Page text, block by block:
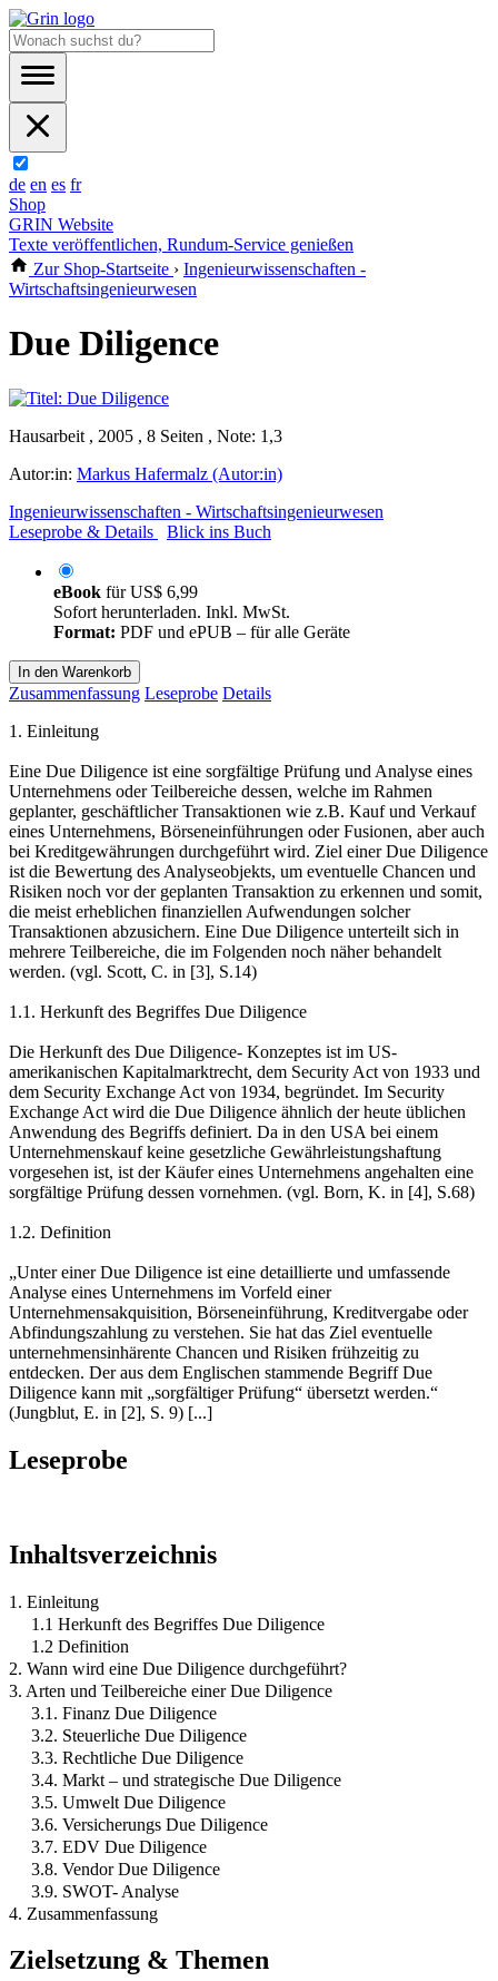
de en es fr
Shop
GRIN Website
Texte veröffentlichen, Rundum-Service genießen
Zur Shop-Startseite › Ingenieurwissenschaften -
Wirtschaftsingenieurwesen
Due Diligence
Hausarbeit , 2005 , 8 Seiten , Note: 1,3
Autor:in: Markus Hafermalz (Autor:in)
Ingenieurwissenschaften - Wirtschaftsingenieurwesen
Leseprobe & Details
Blick ins Buch
eBook fürUS$ 6,99
Sofort herunterladen. Inkl. MwSt.
Format: PDF und ePUB – für alle Geräte
In den Warenkorb
Zusammenfassung Leseprobe Details
1. Einleitung
Eine Due Diligence ist eine sorgfältige Prüfung und Analyse eines
Unternehmens oder Teilbereiche dessen, welche im Rahmen
geplanter, geschäftlicher Transaktionen wie z.B. Kauf und Verkauf
eines Unternehmens, Börseneinführungen oder Fusionen, aber auch
bei Kreditgewährungen durchgeführt wird. Ziel einer Due Diligence
ist die Bewertung des Analyseobjekts, um eventuelle Chancen und
Risiken noch vor der geplanten Transaktion zu erkennen und somit,
die meist erheblichen finanziellen Aufwendungen solcher
Transaktionen abzusichern. Eine Due Diligence unterteilt sich in
mehrere Teilbereiche, die im Folgenden noch näher behandelt
werden. (vgl. Scott, C. in [3], S.14)
1.1. Herkunft des Begriffes Due Diligence
Die Herkunft des Due Diligence- Konzeptes ist im US-
amerikanischen Kapitalmarktrecht, dem Security Act von 1933 und
dem Security Exchange Act von 1934, begründet. Im Security
Exchange Act wird die Due Diligence ähnlich der heute üblichen
Anwendung des Begriffs definiert. Da in den USA bei einem
Unternehmenskauf keine gesetzliche Gewährleistungshaftung
vorgesehen ist, ist der Käufer eines Unternehmens angehalten eine
sorgfältige Prüfung dessen vornehmen. (vgl. Born, K. in [4], S.68)
1.2. Definition
„Unter einer Due Diligence ist eine detaillierte und umfassende
Analyse eines Unternehmens im Vorfeld einer
Unternehmensakquisition, Börseneinführung, Kreditvergabe oder
Abfindungszahlung zu verstehen. Sie hat das Ziel eventuelle
unternehmensinhärente Chancen und Risiken frühzeitig zu
entdecken. Der aus dem Englischen stammende Begriff Due
Diligence kann mit „sorgfältiger Prüfung“ übersetzt werden.“
(Jungblut, E. in [2], S. 9) [...]
Leseprobe
Inhaltsverzeichnis
1. Einleitung
1.1 Herkunft des Begriffes Due Diligence
1.2 Definition
2. Wann wird eine Due Diligence durchgeführt?
3. Arten und Teilbereiche einer Due Diligence
3.1. Finanz Due Diligence
3.2. Steuerliche Due Diligence
3.3. Rechtliche Due Diligence
3.4. Markt – und strategische Due Diligence
3.5. Umwelt Due Diligence
3.6. Versicherungs Due Diligence
3.7. EDV Due Diligence
3.8. Vendor Due Diligence
3.9. SWOT- Analyse
4. Zusammenfassung
Zielsetzung & Themen